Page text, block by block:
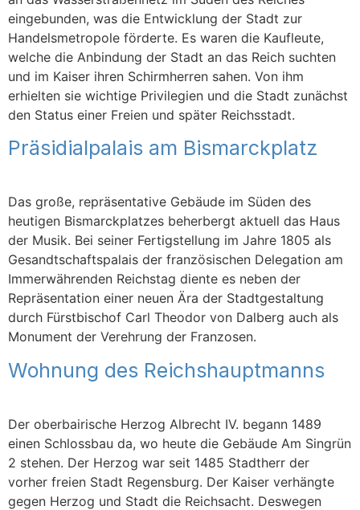
eingebunden, was die Entwicklung der Stadt zur
Handelsmetropole förderte. Es waren die Kaufleute,
welche die Anbindung der Stadt an das Reich suchten
und im Kaiser ihren Schirmherren sahen. Von ihm
erhielten sie wichtige Privilegien und die Stadt zunächst
den Status einer Freien und später Reichsstadt.
Präsidialpalais am Bismarckplatz
Das große, repräsentative Gebäude im Süden des
heutigen Bismarckplatzes beherbergt aktuell das Haus
der Musik. Bei seiner Fertigstellung im Jahre 1805 als
Gesandtschaftspalais der französischen Delegation am
Immerwährenden Reichstag diente es neben der
Repräsentation einer neuen Ära der Stadtgestaltung
durch Fürstbischof Carl Theodor von Dalberg auch als
Monument der Verehrung der Franzosen.
Wohnung des Reichshauptmanns
Der oberbairische Herzog Albrecht IV. begann 1489
einen Schlossbau da, wo heute die Gebäude Am Singrün
2 stehen. Der Herzog war seit 1485 Stadtherr der
vorher freien Stadt Regensburg. Der Kaiser verhängte
gegen Herzog und Stadt die Reichsacht. Deswegen